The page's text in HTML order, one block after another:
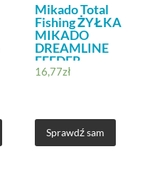
Mikado Total
Fishing ŻYŁKA
MIKADO
DREAMLINE
FEEDER
0.28mm/9.73kg/150m
16,77zł
Sprawdź sam